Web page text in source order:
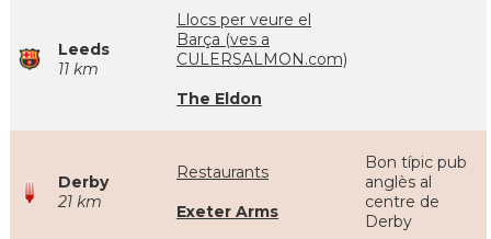
Leeds
11 km
Llocs per veure el
Barça (ves a
CULERSALMON.com)
The Eldon
Derby
21 km
Restaurants
Exeter Arms
Bon típic pub
anglès al
centre de
Derby